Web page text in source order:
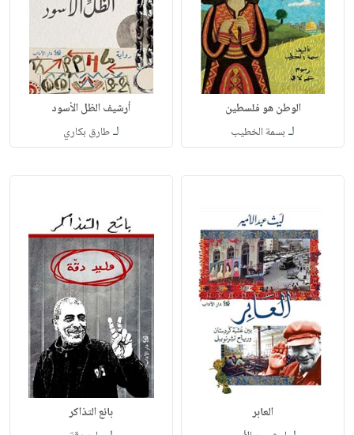
الوطن هو فلسطين
لـ بسمة الخطيب
أرشيف الظل الأسود
لـطارق بكاري
العابر بائع التذاكر